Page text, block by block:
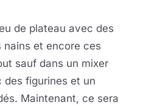
de plateau avec des
nains et encore ces
sauf dans un mixer
des figurines et un
Maintenant, ce sera